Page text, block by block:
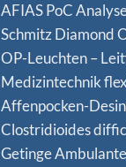
AFIAS PoC
Schmitz Diamond
OP-Leuchten –
Medizintechnik
Affenpocken-
Clostridioides
Getinge